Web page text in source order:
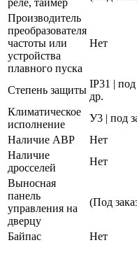
Производитель
преобразователя
частоты или
устройства
плавного пуска
Нет
Степень защиты
IP31 | под
др.
Климатическое
исполнение
У3 | под
Наличие АВР
Нет
Наличие
дросселей
Нет
Выносная
панель
управления на
дверцу
(Под
Байпас Нет